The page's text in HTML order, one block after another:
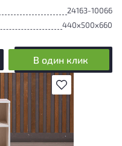
24163-10066
440x500x660
В один клик
В избранное